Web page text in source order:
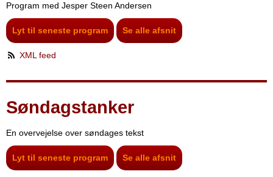
Program med Jesper Steen Andersen
Lyt til seneste program Se alle afsnit
XML feed
Søndagstanker
En overvejelse over søndages tekst
Lyt til seneste program Se alle afsnit